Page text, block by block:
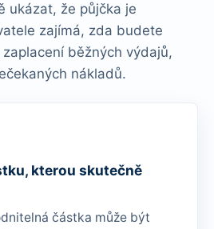
ukázat, že půjčka je
zajímá, zda budete
běžných výdajů,
nákladů.
kterou skutečně
částka může být